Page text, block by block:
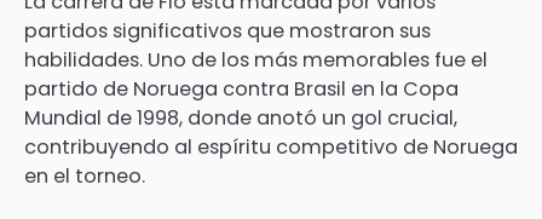
partidos significativos que mostraron sus
habilidades. Uno de los más memorables fue el
partido de Noruega contra Brasil en la Copa
Mundial de 1998, donde anotó un gol crucial,
contribuyendo al espíritu competitivo de Noruega
en el torneo.